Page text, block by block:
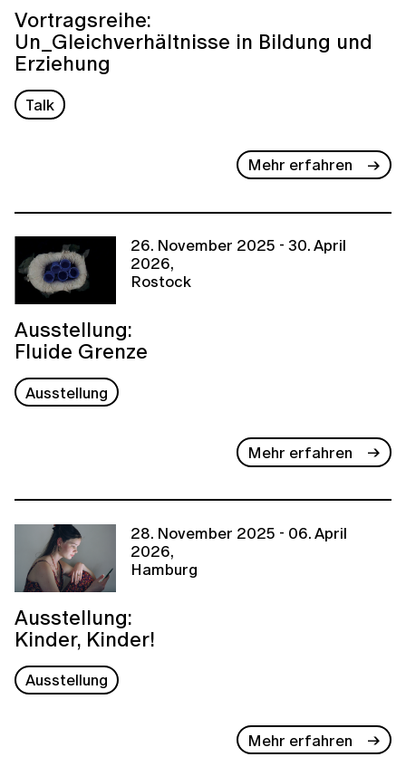
Vortragsreihe:
Un_Gleichverhältnisse in Bildung und
Erziehung
Talk
Mehr erfahren
26. November 2025 - 30. April
2026,
Rostock
Ausstellung:
Fluide Grenze
Ausstellung
Mehr erfahren
28. November 2025 - 06. April
2026,
Hamburg
Ausstellung:
Kinder, Kinder!
Ausstellung
Mehr erfahren